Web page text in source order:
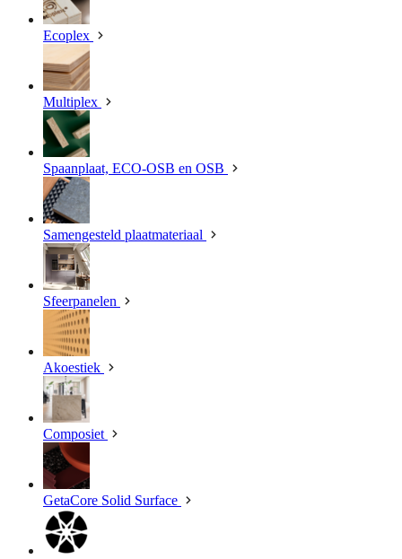
Ecoplex
Multiplex
Spaanplaat, ECO-OSB en OSB
Samengesteld plaatmateriaal
Sfeerpanelen
Akoestiek
Composiet
GetaCore Solid Surface